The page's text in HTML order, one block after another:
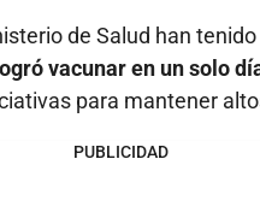
de Salud han
vacunar en un solo
para mantener
PUBLICIDAD